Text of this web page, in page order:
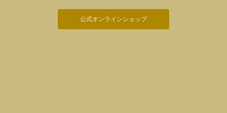
公式オンラインショップ